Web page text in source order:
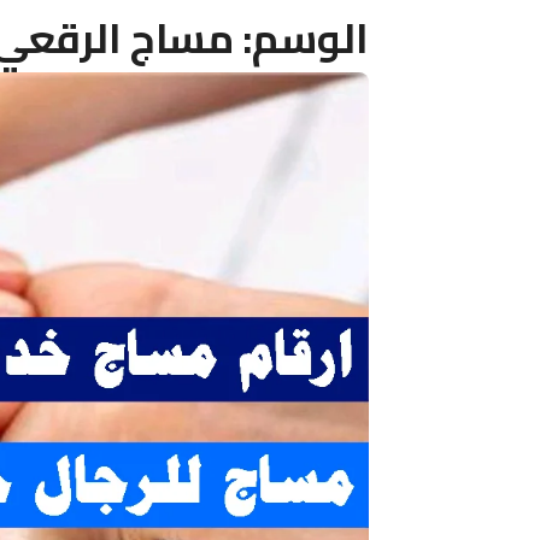
الوسم:مساج